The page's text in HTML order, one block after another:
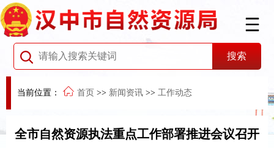
当前位置： 首页 >> 新闻资讯 >> 工作动态
全市自然资源执法重点工作部署推进会议召开